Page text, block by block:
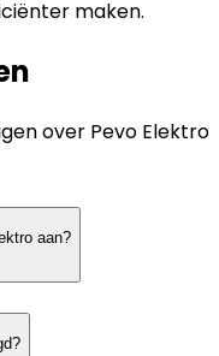
maken.
over Pevo Elektro
aan?